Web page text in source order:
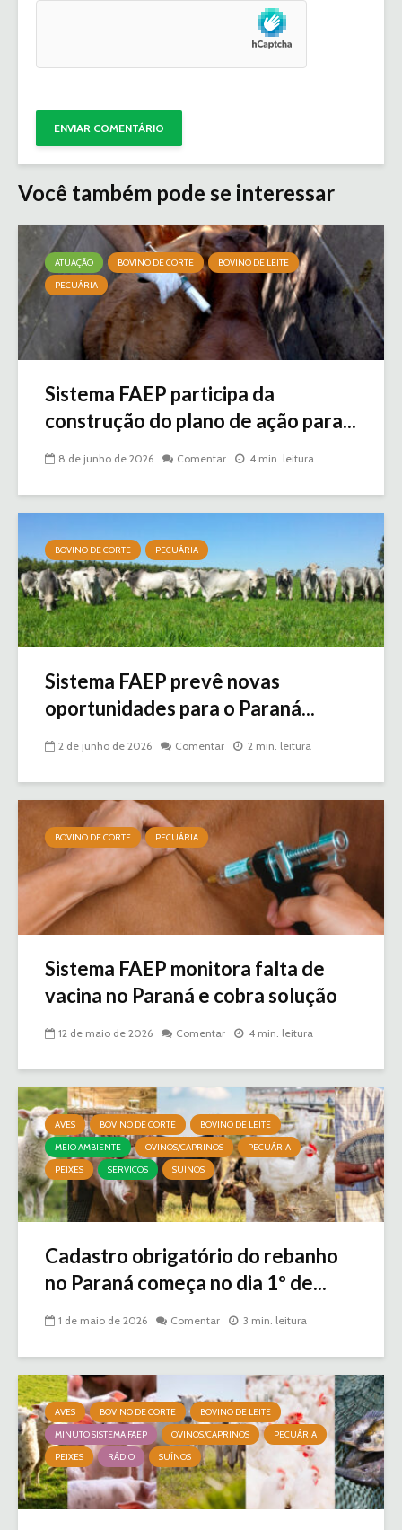
Você também pode se interessar
ATUAÇÃO BOVINO DE CORTE
BOVINO DE LEITE
PECUÁRIA
Sistema FAEP participa da
construção do plano de ação para...
8 de junho de 2026 Comentar 4 min. leitura
BOVINO DE CORTE PECUÁRIA
Sistema FAEP prevê novas
oportunidades para o Paraná...
2 de junho de 2026 Comentar 2 min. leitura
BOVINO DE CORTE PECUÁRIA
Sistema FAEP monitora falta de
vacina no Paraná e cobra solução
12 de maio de 2026 Comentar 4 min. leitura
AVES BOVINO DE CORTE
BOVINO DE LEITE
MEIO AMBIENTE
OVINOS/CAPRINOS
PECUÁRIA
PEIXES
SERVIÇOS SUÍNOS
Cadastro obrigatório do rebanho
no Paraná começa no dia 1º de...
1 de maio de 2026 Comentar 3 min. leitura
AVES BOVINO DE CORTE
BOVINO DE LEITE
MINUTO SISTEMA FAEP
OVINOS/CAPRINOS
PECUÁRIA
PEIXES
RÁDIO SUÍNOS